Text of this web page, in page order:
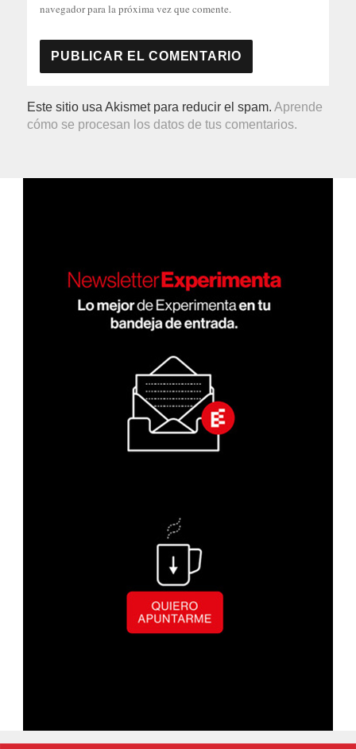
navegador para la próxima vez que comente.
Este sitio usa Akismet para reducir el spam.Aprende
cómo se procesan los datos de tus comentarios.